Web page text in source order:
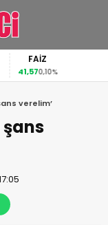
FAİZ
41,570,10%
verelim’